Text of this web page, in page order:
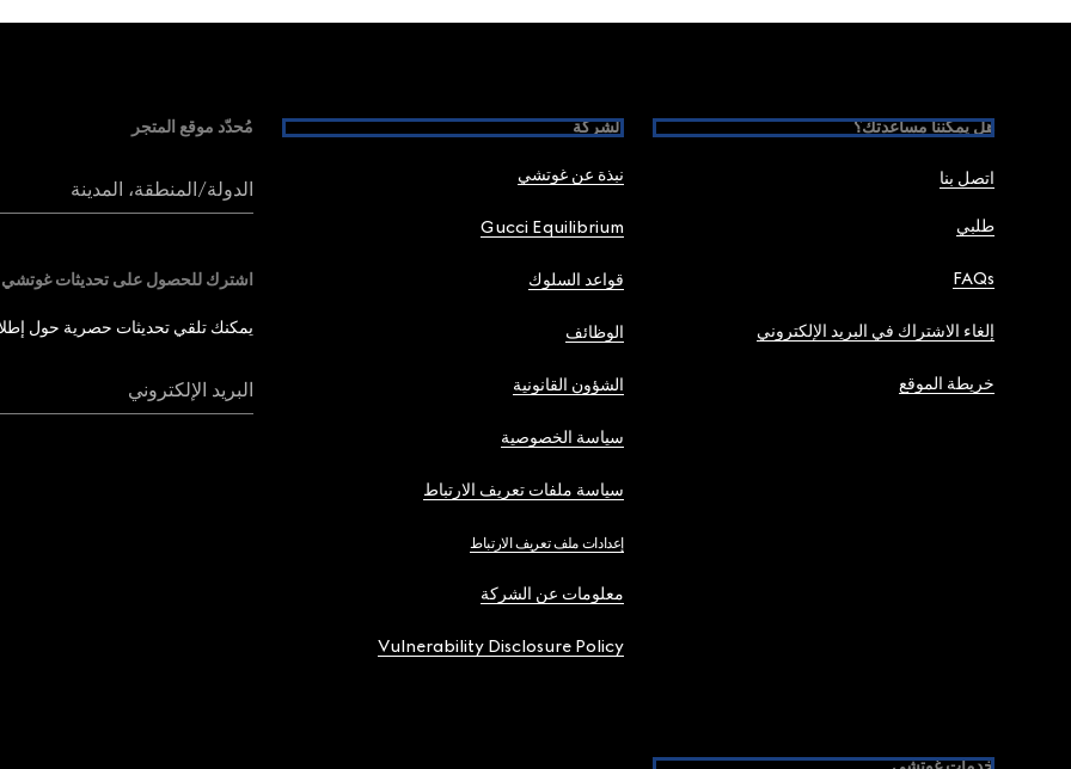
هل يمكننا مساعدتك؟
اتصل بنا
طلبي
FAQs
إلغاء الاشتراك في البريد الإلكتروني
خريطة الموقع
الشركة
نبذة عن غوتشي
Gucci Equilibrium
قواعد السلوك
الوظائف
الشؤون القانونية
سياسة الخصوصية
سياسة ملفات تعريف الارتباط
إعدادات ملف تعريف الارتباط
معلومات عن الشركة
Vulnerability Disclosure Policy
مُحدّد موقع المتجر
الدولة/المنطقة، المدينة
اشترك للحصول على تحديثات غوتشي
يمكنك تلقي تحديثات حصرية حول
البريد الإلكتروني